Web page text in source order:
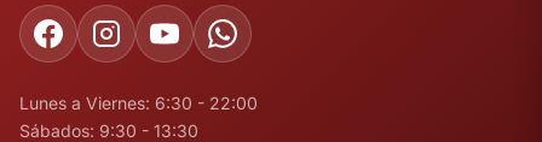
Lunes a Viernes: 6:30 - 22:00
Sábados: 9:30 - 13:30